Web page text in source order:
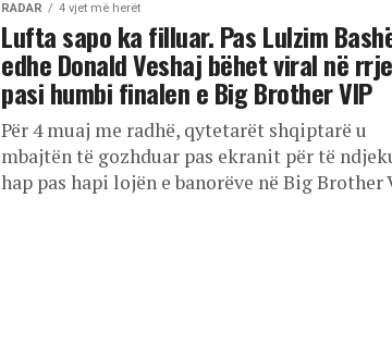
RADAR 4 vjet më herët
Lufta sapo ka filluar. Pas Lulzim
edhe Donald Veshaj bëhet viral në
pasi humbi finalen e Big Brother VIP
Për 4 muaj me radhë, qytetarët shqiptarë u
mbajtën të gozhduar pas ekranit për të
hap pas hapi lojën e banorëve në Big Brother